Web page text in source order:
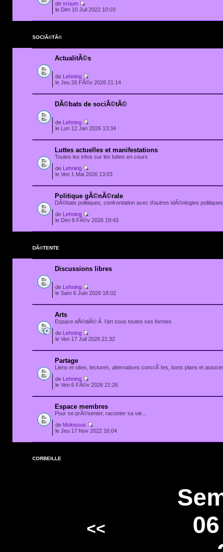
de vroum
le Dim 10 Juil 2022 10:03
SOCIÃ©TÃ©
ActualitÃ©s
de
Lehning
le Jeu 26 FÃ©v 2026 21:14
DÃ©bats de sociÃ©tÃ©
de
Lehning
le Lun 12 Jan 2026 13:34
Luttes actuelles et manifestations
Toutes les infos sur les luttes en cours
de
Lehning
le Ven 1 Mai 2026 13:03
Politique gÃ©nÃ©rale
DÃ©bats politiques, confrontation avec d'autres idÃ©ologies
de
Lehning
le Dim 8 FÃ©v 2026 19:43
DÃ©TENTE
Discussions libres
de
Lehning
le Sam 6 Juin 2026 18:02
Arts
Espace dÃ©diÃ© Ã l'art sous toutes ses formes
de
Lehning
le Ven 17 Juil 2026 21:32
Partage
Liens et sites, lectures, alternatives concrÃ¨tes, bons plans et
de
Lehning
le Ven 6 FÃ©v 2026 21:26
Espace membres
Pour se prÃ©senter, raconter sa vie...
de Molossus
le Jeu 17 Nov 2022 16:04
CORBEILLE
<<